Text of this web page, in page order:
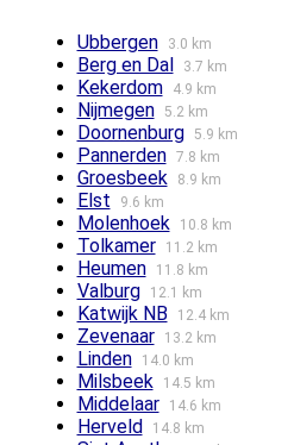
Ubbergen 3.0 km
Berg en Dal 3.7 km
Kekerdom 4.9 km
Nijmegen 5.2 km
Doornenburg 5.9 km
Pannerden 7.8 km
Groesbeek 8.9 km
Elst 9.6 km
Molenhoek 10.8 km
Tolkamer 11.2 km
Heumen 11.8 km
Valburg 12.1 km
Katwijk NB 12.4 km
Zevenaar 13.2 km
Linden 14.0 km
Milsbeek 14.5 km
Middelaar 14.6 km
Herveld 14.8 km